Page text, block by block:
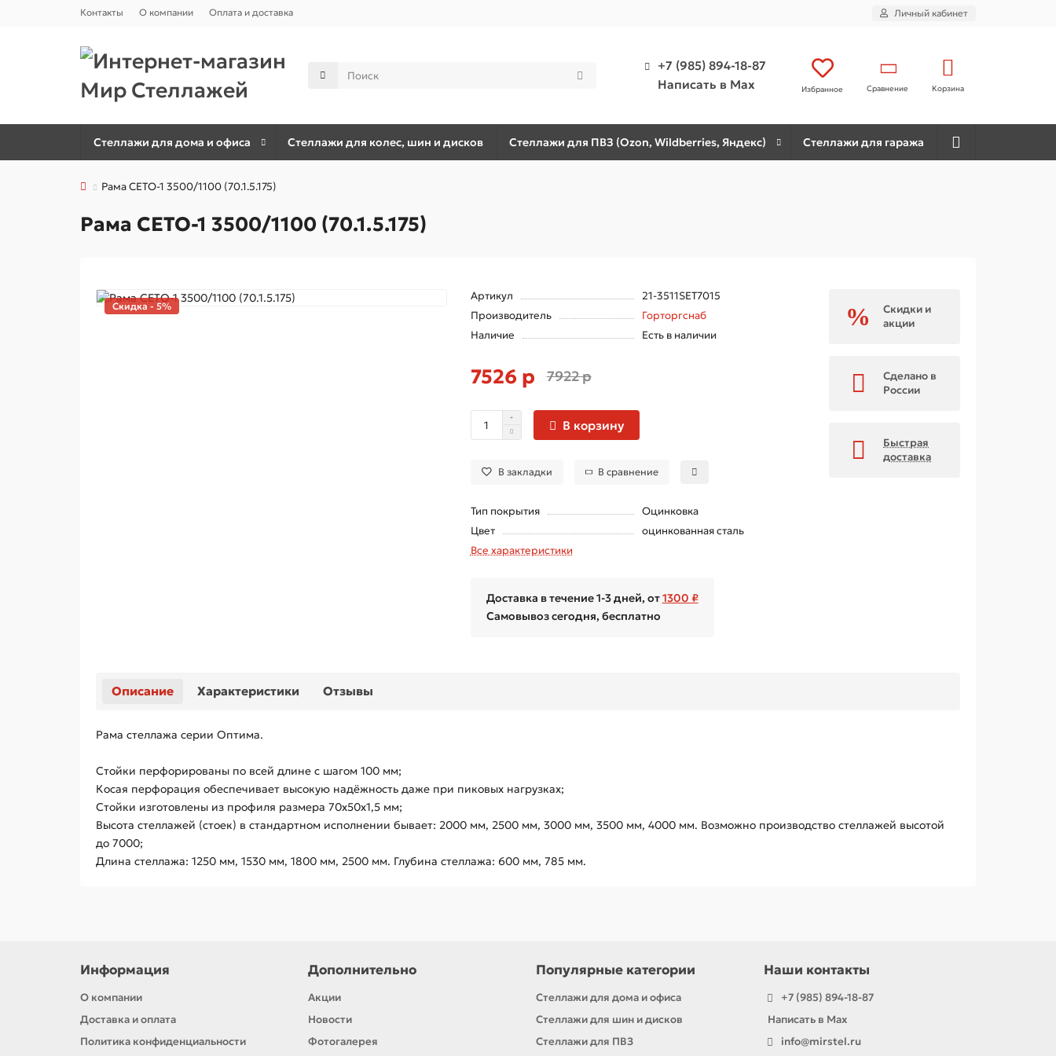
Контакты О компании Оплата и доставка Личный кабинет
+7 (985) 894-18-87
Написать в Max
Избранное Сравнение Корзина
Стеллажи для дома и офиса Стеллажи для колес, шин и дисков Стеллажи для ПВЗ (Ozon, Wildberries, Яндекс) Стеллажи для гаража
Рама СЕТО-1 3500/1100 (70.1.5.175)
Рама СЕТО-1 3500/1100 (70.1.5.175)
Скидка - 5%
Артикул
21-3511SET7015
Производитель
Горторгснаб
Наличие
Есть в наличии
7526 р 7922 р
В корзину
В закладки В сравнение
Тип покрытия
Оцинковка
Цвет
оцинкованная сталь
Все характеристики
Доставка в течение 1-3 дней, от1300 ₽
Самовывоз сегодня, бесплатно
Скидки и
акции
Сделано в
России
Быстрая
доставка
Описание Характеристики Отзывы
Рама стеллажа серии Оптима.
Стойки перфорированы по всей длине с шагом 100 мм;
Косая перфорация обеспечивает высокую надёжность даже при пиковых нагрузках;
Стойки изготовлены из профиля размера 70х50х1,5 мм;
Высота стеллажей (стоек) в стандартном исполнении бывает: 2000 мм, 2500 мм, 3000 мм, 3500 мм, 4000 мм. Возможно производство стеллажей высотой
до 7000;
Длина стеллажа: 1250 мм, 1530 мм, 1800 мм, 2500 мм. Глубина стеллажа: 600 мм, 785 мм.
Информация
О компании
Доставка и оплата
Политика конфиденциальности
Дополнительно
Акции
Новости
Фотогалерея
Популярные категории
Стеллажи для дома и офиса
Стеллажи для шин и дисков
Стеллажи для ПВЗ
Наши контакты
+7 (985) 894-18-87
Написать в Max
info@mirstel.ru